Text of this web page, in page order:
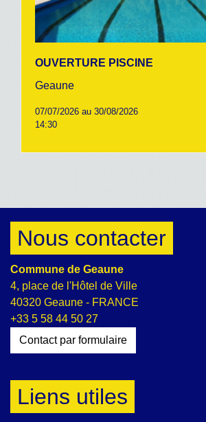
OUVERTURE PISCINE
Geaune
07/07/2026 au 30/08/2026
14:30
Nous contacter
Commune de Geaune
4, place de l'Hôtel de Ville
40320 Geaune - FRANCE
+33 5 58 44 50 27
Contact par formulaire
Liens utiles